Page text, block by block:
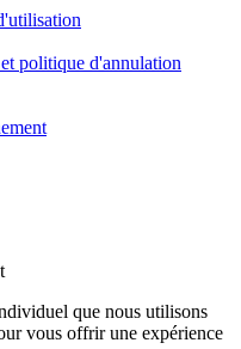
politique d'annulation
que nous utilisons
vous offrir une expérience